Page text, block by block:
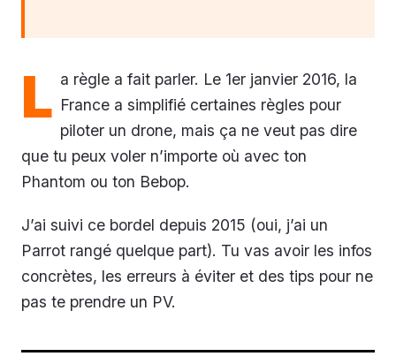
L a règle a fait parler. Le 1er janvier 2016, la
France a simplifié certaines règles pour
piloter un drone, mais ça ne veut pas dire
que tu peux voler n’importe où avec ton
Phantom ou ton Bebop.
J’ai suivi ce bordel depuis 2015 (oui, j’ai un
Parrot rangé quelque part). Tu vas avoir les infos
concrètes, les erreurs à éviter et des tips pour ne
pas te prendre un PV.